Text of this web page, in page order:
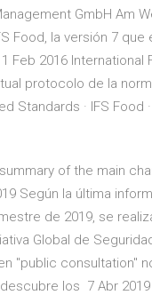
GmbH Am
Food, la versión 7
Feb 2016 International
protocolo de la
Standards · IFS Food
of the main
Según la última
de 2019, se
Global de
"public consultation"
los 7 Abr 2019